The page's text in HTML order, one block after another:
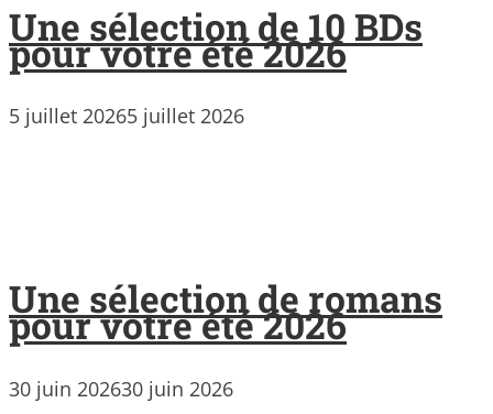
Une sélection de 10 BDs
pour votre été 2026
5 juillet 20265 juillet 2026
Une sélection de romans
pour votre été 2026
30 juin 202630 juin 2026